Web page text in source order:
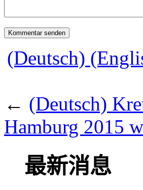
(Deutsch)
← (Deutsch)
Hamburg 2015
最新消息